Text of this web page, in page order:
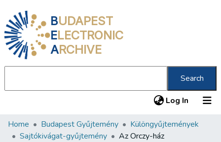
BUDAPEST
ELECTRONIC
ARCHIVE
Search
Log In (current)
Communities & Collections
Home Budapest Gyűjtemény
Különgyűjtemények
Sajtókivágat-gyűjtemény
Az Orczy-ház